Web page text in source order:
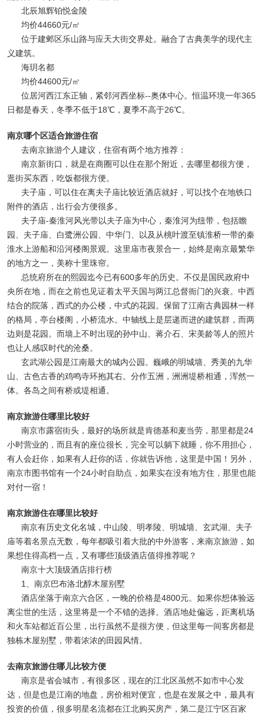
北辰旭辉铂悦金陵
均价44660元/㎡
位于建邺区乐山路与应天大街交界处。融合了古典美学的现代主
义建筑。
海玥名都
均价44600元/㎡
位居河西江东正轴，紧邻河西坐标--奥体中心。恒温环境一年365
日都是春天，冬季不低于18℃，夏季不高于26℃。
南京哪个区适合旅游住宿
去南京旅游个人建议，住宿有两个地方推荐：
南京新街口，就是在商圈可以住在那个附近，去哪里都很方便，
逛街买东西，吃饭都很方便。
夫子庙，可以住在离夫子庙比较近酒店就好，可以找个在地铁口
附件的酒店，出行会方便很多。
夫子庙-秦淮河风光带以夫子庙为中心，秦淮河为纽带，包括瞻
园、夫子庙、白鹭洲公园、中华门、以及从桃叶渡至镇淮桥一带的秦
淮水上游船和沿河楼阁景观。这里庙市夜景合一，始终是南京最繁华
的地方之一，美称十里珠帘。
总统府所在的熙园迄今已有600多年的历史。不仅是国民政府中
央所在地，而在之前也见证着太平天国与两江总督衙门的兴衰。中西
结合的院落，西式的办公楼，中式的花园。保留了江南古典园林一样
的格局，亭台楼阁，小桥流水。中轴线上是层递而进的建筑群，而两
边则是花园。而墙上不时出现的孙中山、蒋介石、宋美龄等人的照片
也让人感叹时代的沧桑。
玄武湖公园是江南最大的城内公园。巍峨的明城墙、秀美的九华
山、古色古香的鸡鸣寺环抱其右。分作五洲，洲洲堤桥相通，浑然一
体。各岛之间有桥或堤相通。
南京旅游住哪里比较好
南京市露宿街头，最好的场所就是肯德基和麦当劳，那里都是24
小时营业的，而且有的座位很长，完全可以躺下就睡，你不用担心，
有人会赶你，如果有人赶你的话，你就告诉他，这里是中国！另外，
南京市图书馆有一个24小时自助点，如果实在没有地方住，那里也能
对付一宿！
南京旅游住在哪里比较好
南京有历史文化名城，中山陵、明孝陵、明城墙、玄武湖、夫子
庙等着名景点无数，每年都吸引着大批的中外游客，来南京旅游，如
果想住得高档一点，又有哪些顶级酒店值得推荐呢？
南京十大顶级酒店排行榜
1、南京巴布洛北醇木屋别墅
酒店坐落于南京六合区，一晚的价格是4800元。如果你想体验远
离尘世的生活，这里将是一个不错的选择。酒店地处偏远，距离机场
和火车站都近百公里，出行虽然不是很方便，但这里每一间客房都是
独栋木屋别墅，带着浓浓的田园风情。
去南京旅游住哪儿比较方便
南京是省会城市，有很多区，现在的江北区虽然不如市中心发
达，但是也是江南的地盘，房价相对便宜，也是在发展之中，最具有
投资的价值，很多明星名流都在江北购买房产，第二是江宁区百家